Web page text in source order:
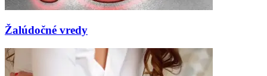
Žalúdočné vredy